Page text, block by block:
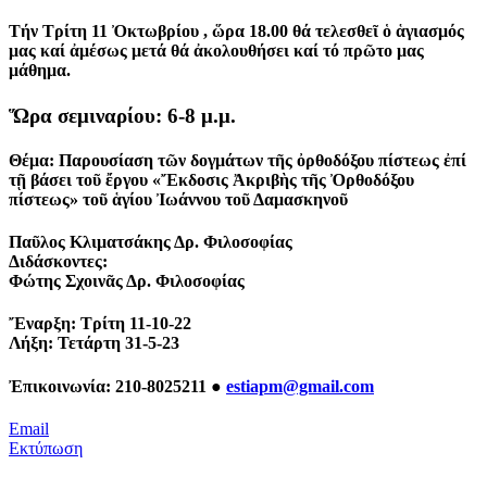
Τήν Tρίτη 11 Ὀκτωβρίου , ὥρα 18.00 θά τελεσθεῖ ὁ ἁγιασμός
μας καί ἀμέσως μετά θά ἀκολουθήσει καί τό πρῶτο μας
μάθημα.
Ὥρα σεμιναρίου: 6-8 μ.μ.
Θέμα: Παρουσίαση τῶν δογμάτων τῆς ὀρθοδόξου πίστεως ἐπί
τῇ βάσει τοῦ ἔργου «Ἔκδοσις Ἀκριβὴς τῆς Ὀρθοδόξου
πίστεως» τοῦ ἁγίου Ἰωάννου τοῦ Δαμασκηνοῦ
Παῦλος Κλιματσάκης Δρ. Φιλοσοφίας
Διδάσκοντες:
Φώτης Σχοινᾶς Δρ. Φιλοσοφίας
Ἔναρξη: Τρίτη 11-10-22
Λήξη: Τετάρτη 31-5-23
Ἐπικοινωνία: 210-8025211 ● estiapm@gmail.com
Email
Εκτύπωση